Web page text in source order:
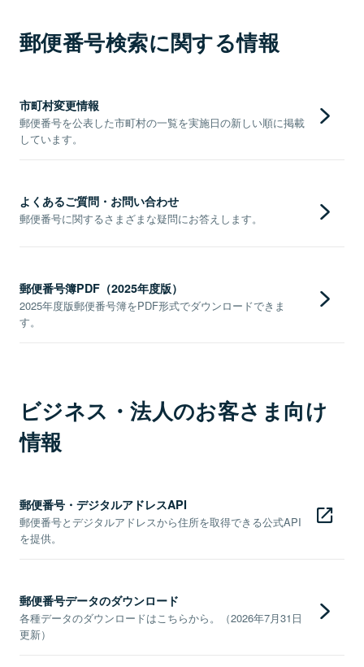
郵便番号検索に関する情報
市町村変更情報
郵便番号を公表した市町村の一覧を実施日の新しい順に掲載
しています。
よくあるご質問・お問い合わせ
郵便番号に関するさまざまな疑問にお答えします。
郵便番号簿PDF（2025年度版）
2025年度版郵便番号簿をPDF形式でダウンロードできま
す。
ビジネス・法人のお客さま向け
情報
郵便番号・デジタルアドレスAPI
郵便番号とデジタルアドレスから住所を取得できる公式API
を提供。
郵便番号データのダウンロード
各種データのダウンロードはこちらから。（2026年7月31日
更新）